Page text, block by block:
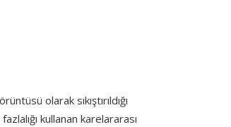
olarak sıkıştırıldığı
kullanan karelararası